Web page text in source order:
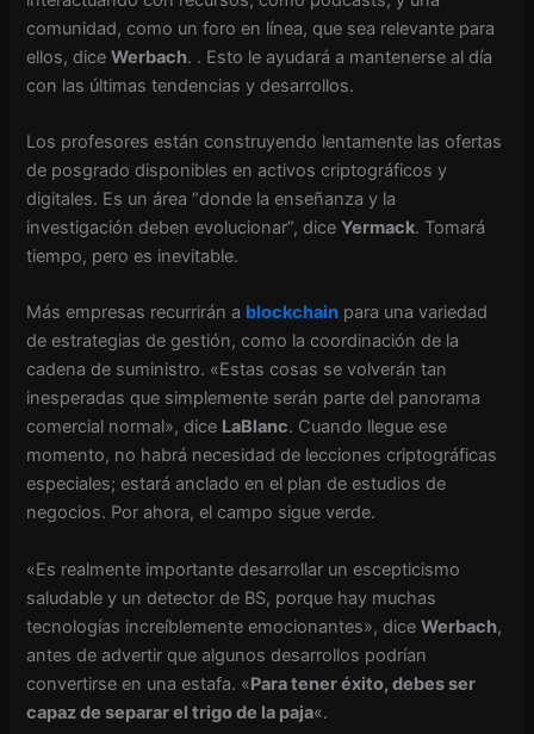
comunidad, como un foro en línea, que sea relevante para
ellos, diceWerbach. . Esto le ayudará a mantenerse al día
con las últimas tendencias y desarrollos.
Los profesores están construyendo lentamente las ofertas
de posgrado disponibles en activos criptográficos y
digitales. Es un área “donde la enseñanza y la
investigación deben evolucionar”, diceYermack. Tomará
tiempo, pero es inevitable.
Más empresas recurrirán a blockchain para una variedad
de estrategias de gestión, como la coordinación de la
cadena de suministro. «Estas cosas se volverán tan
inesperadas que simplemente serán parte del panorama
comercial normal», dice LaBlanc. Cuando llegue ese
momento, no habrá necesidad de lecciones criptográficas
especiales; estará anclado en el plan de estudios de
negocios. Por ahora, el campo sigue verde.
«Es realmente importante desarrollar un escepticismo
saludable y un detector de BS, porque hay muchas
tecnologías increíblemente emocionantes», diceWerbach,
antes de advertir que algunos desarrollos podrían
convertirse en una estafa. «Para tener éxito, debes ser
capaz de separar el trigo de la paja«.